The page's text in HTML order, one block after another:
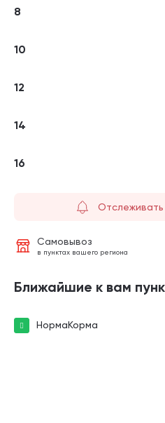
8
10
12
14
16
Самовывоз
в пунктах вашего региона
Ближайшие к вам
НормаКорма